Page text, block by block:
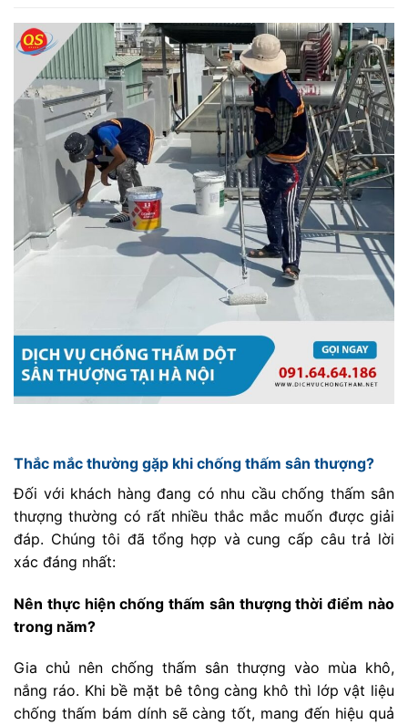
Thắc mắc thường gặp khi chống thấm sân thượng?
Đối với khách hàng đang có nhu cầu chống thấm sân
thượng thường có rất nhiều thắc mắc muốn được giải
đáp. Chúng tôi đã tổng hợp và cung cấp câu trả lời
xác đáng nhất:
Nên thực hiện chống thấm sân thượng thời điểm nào
trong năm?
Gia chủ nên chống thấm sân thượng vào mùa khô,
nắng ráo. Khi bề mặt bê tông càng khô thì lớp vật liệu
chống thấm bám dính sẽ càng tốt, mang đến hiệu quả